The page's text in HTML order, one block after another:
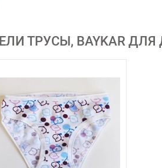
ТРУСЫ, BAYKAR